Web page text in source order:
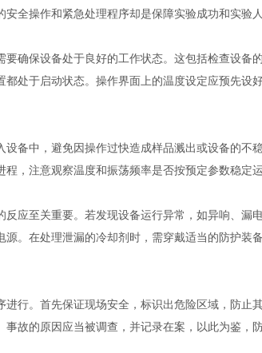
全操作和紧急处理程序却是保障实验成功和实验人
要确保设备处于良好的工作状态。这包括检查设备
处于启动状态。操作界面上的温度设定应预先设
中，避免因操作过快造成样品溅出或设备的不
，注意观察温度和振荡频率是否按预定参数稳定运
至关重要。若发现设备运行异常，如异响、漏电
。在处理泄漏的冷却剂时，需穿戴适当的防护装
。首先保证现场安全，标识出危险区域，防止
故的原因应当被调查，并记录在案，以此为鉴，